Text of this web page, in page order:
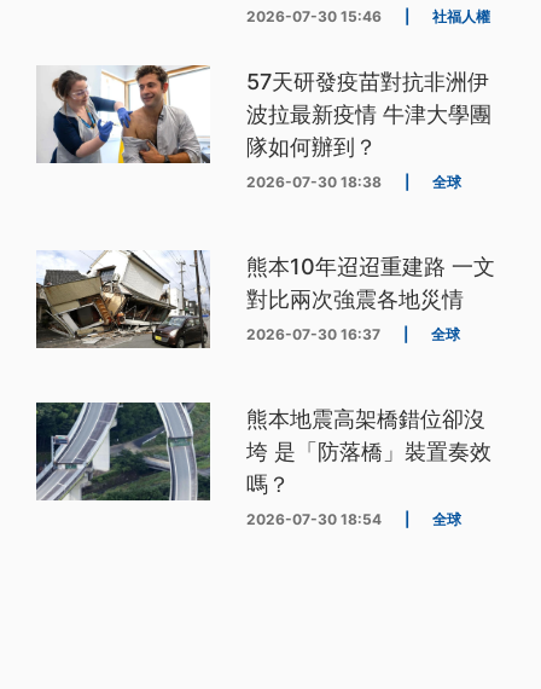
2026-07-30 15:46 社福人權
57天研發疫苗對抗非洲伊
波拉最新疫情 牛津大學團
隊如何辦到？
2026-07-30 18:38 全球
熊本10年迢迢重建路 一文
對比兩次強震各地災情
2026-07-30 16:37 全球
熊本地震高架橋錯位卻沒
垮 是「防落橋」裝置奏效
嗎？
2026-07-30 18:54 全球